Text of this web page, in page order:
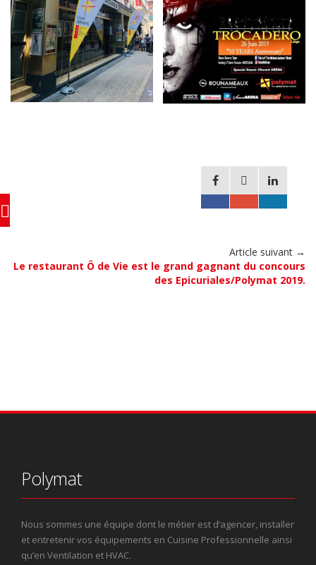
Article suivant →
Le restaurant Ô de Vie est le grand gagnant du concours
des Epicuriales/Polymat 2019.
Polymat
Nous sommes une équipe dont le métier est d’agencer, installer
et entretenir vos équipements en Cuisine Professionnelle ainsi
qu’en Ventilation et HVAC.